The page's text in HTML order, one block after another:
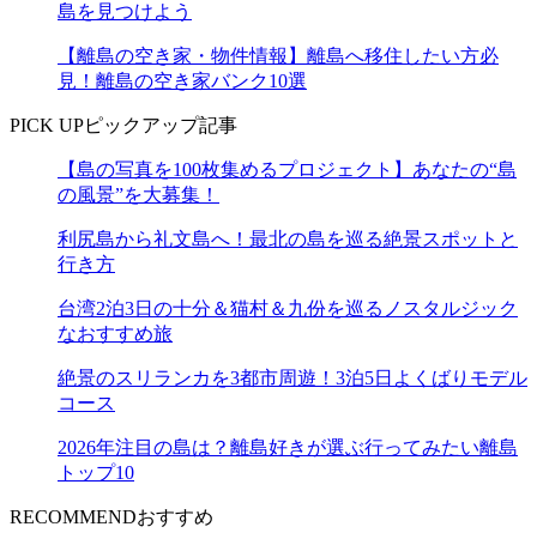
島を見つけよう
【離島の空き家・物件情報】離島へ移住したい方必
見！離島の空き家バンク10選
PICK UPピックアップ記事
【島の写真を100枚集めるプロジェクト】あなたの“島
の風景”を大募集！
利尻島から礼文島へ！最北の島を巡る絶景スポットと
行き方
台湾2泊3日の十分＆猫村＆九份を巡るノスタルジック
なおすすめ旅
絶景のスリランカを3都市周遊！3泊5日よくばりモデル
コース
2026年注目の島は？離島好きが選ぶ行ってみたい離島
トップ10
RECOMMENDおすすめ